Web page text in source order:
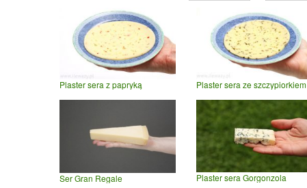
Plaster sera z papryką Plaster sera ze szczypiorkiem
Ser Gran Regale Plaster sera Gorgonzola